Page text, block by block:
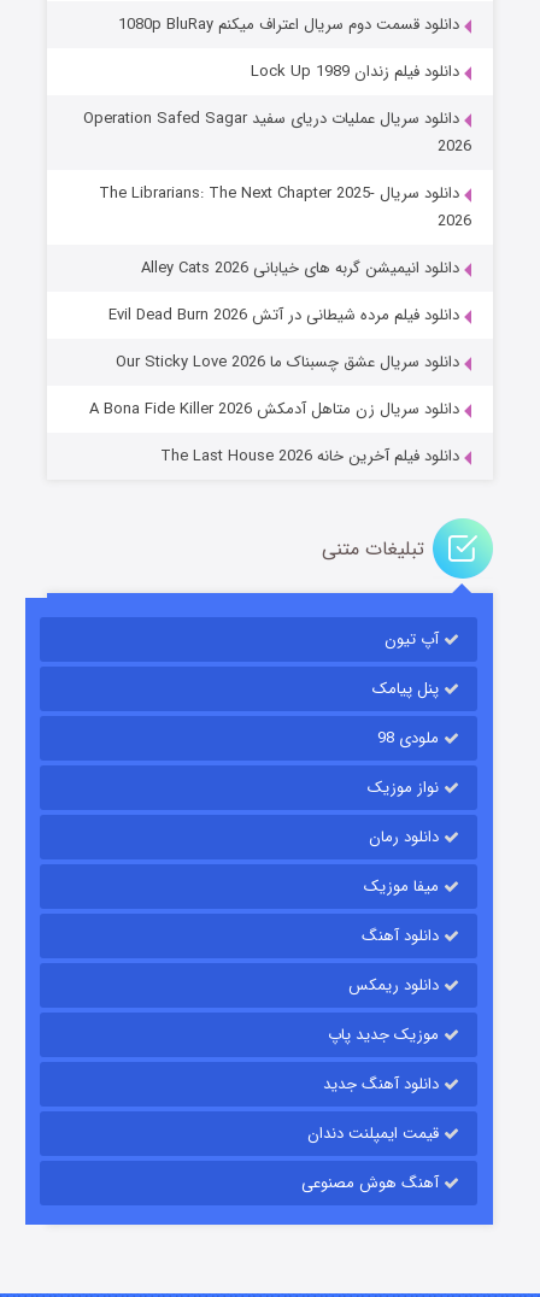
عملیات آپارتمان
قسمت۲ (زیرنویس) منتشر شد
مردگان متحرک: شهر مرده ۳
قسمت
شوگر فصل ۲
دانلود قسمت دوم سریال اعتراف میکنم 1080p BluRay
دانلود فیلم زندان Lock Up 1989
دانلود سریال عملیات دریای سفید Operation Safed Sagar
2026
دانلود سریال The Librarians: The Next Chapter 2025-
2026
دانلود انیمیشن گربه های خیابانی Alley Cats 2026
دانلود فیلم مرده شیطانی در آتش Evil Dead Burn 2026
دانلود سریال عشق چسبناک ما Our Sticky Love 2026
دانلود سریال زن متاهل آدمکش A Bona Fide Killer 2026
دانلود فیلم آخرین خانه The Last House 2026
تبلیغات متنی
آپ تیون
پنل پیامک
ملودی 98
نواز موزیک
دانلود رمان
میفا موزیک
دانلود آهنگ
دانلود ریمکس
موزیک جدید پاپ
دانلود آهنگ جدید
قیمت ایمپلنت دندان
آهنگ هوش مصنوعی